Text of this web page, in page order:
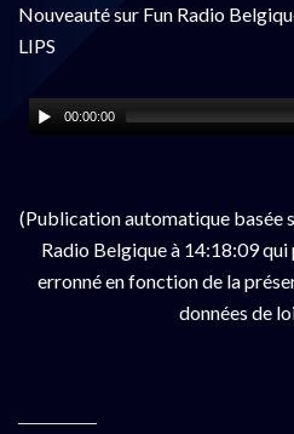
Nouveauté sur Fun Radio
LIPS
00:00:00
(Publication automatique basée
Radio Belgique à 14:18:09
erronné en fonction de la
données de